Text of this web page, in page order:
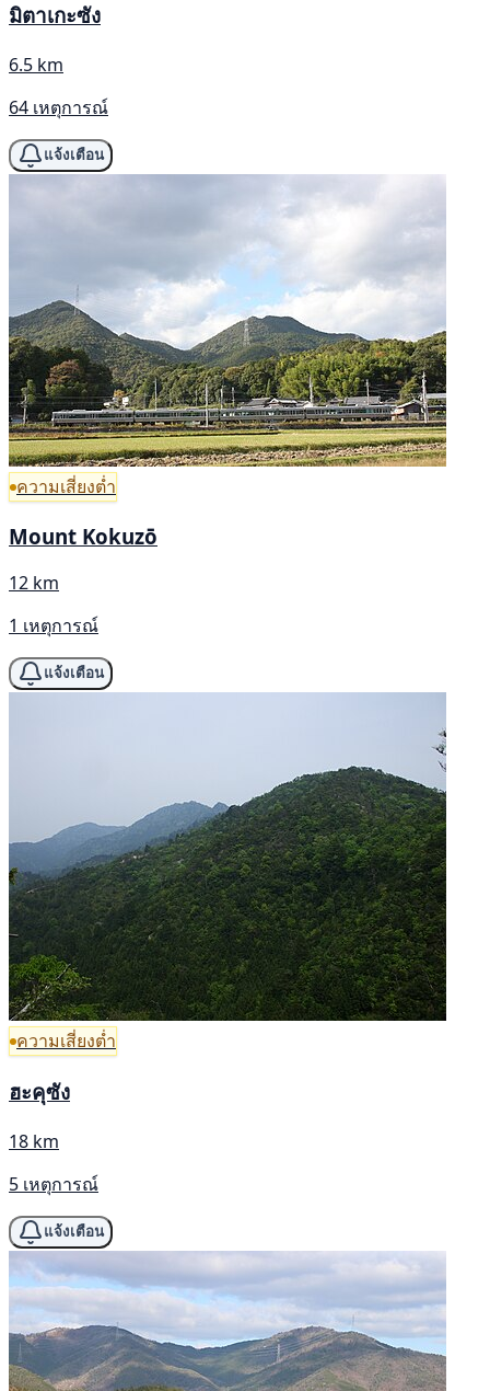
มิตาเกะซัง
6.5 km
64 เหตุการณ์
แจ้งเตือน
ความเสี่ยงต่ำ
Mount Kokuzō
12 km
1 เหตุการณ์
แจ้งเตือน
ความเสี่ยงต่ำ
ฮะคุซัง
18 km
5 เหตุการณ์
แจ้งเตือน